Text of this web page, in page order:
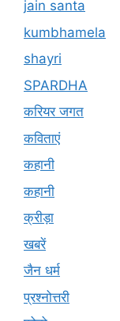
kumbhamela
shayri
SPARDHA
करियर जगत
कहानी
क्रीड़ा
खबरें
जैन धर्म
फोटो